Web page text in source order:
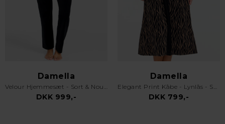
Damella
Velour Hjemmesæt - Sort & Nougat
DKK 999,-
Damella
Elegant Print Kåbe - Lynlås - Sort
DKK 799,-